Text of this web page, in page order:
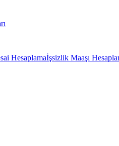
Hesaplamaİşsizlik Maaşı